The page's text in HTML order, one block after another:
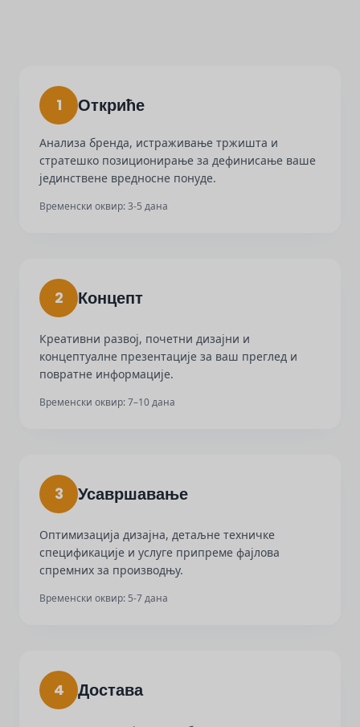
1 Откриће
Анализа бренда, истраживање тржишта и
стратешко позиционирање за дефинисање ваше
јединствене вредносне понуде.
Временски оквир: 3-5 дана
2 Концепт
Креативни развој, почетни дизајни и
концептуалне презентације за ваш преглед и
повратне информације.
Временски оквир: 7–10 дана
3 Усавршавање
Оптимизација дизајна, детаљне техничке
спецификације и услуге припреме фајлова
спремних за производњу.
Временски оквир: 5-7 дана
4 Достава